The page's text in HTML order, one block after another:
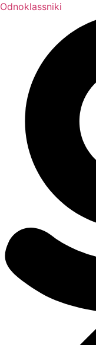
Odnoklassniki